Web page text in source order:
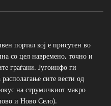
портал кој е присутен во
со цел навремено, точно и
граѓани. Југоинфо ги
сите вести од
на струмичкиот макро
и Ново Село).